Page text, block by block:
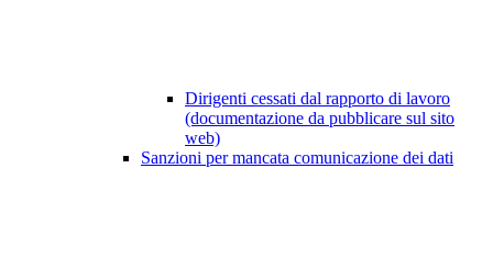
Dirigenti cessati dal rapporto di lavoro
(documentazione da pubblicare sul sito
web)
Sanzioni per mancata comunicazione dei dati